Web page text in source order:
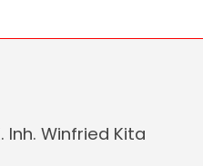
[…]
Inh. Winfried Kita